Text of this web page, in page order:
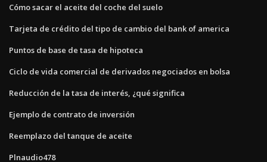
Cómo sacar el aceite del coche del suelo
Tarjeta de crédito del tipo de cambio del bank of america
Puntos de base de tasa de hipoteca
Ciclo de vida comercial de derivados negociados en bolsa
Reducción de la tasa de interés, ¿qué significa
Ejemplo de contrato de inversión
Reemplazo del tanque de aceite
Plnaudio478